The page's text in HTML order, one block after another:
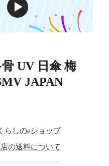
UV 日傘 梅
JAPAN
らしのeショップ
の送料について